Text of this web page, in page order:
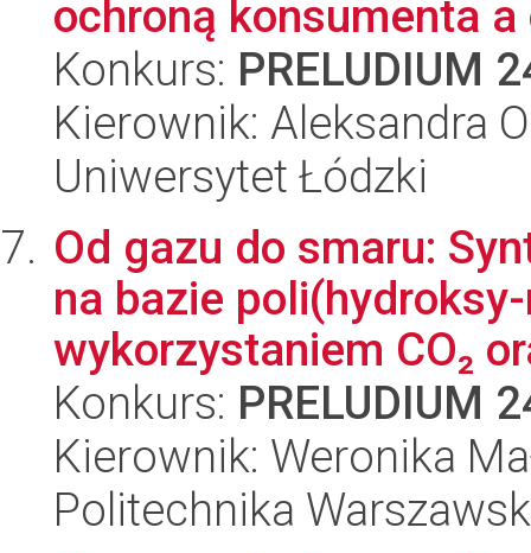
ochroną konsumenta a
Konkurs: PRELUDIUM
Kierownik: Aleksandra
Uniwersytet Łódzki
Od gazu do smaru:
na bazie
wykorzystaniem CO₂
Konkurs: PRELUDIUM
Kierownik: Weronika
Politechnika